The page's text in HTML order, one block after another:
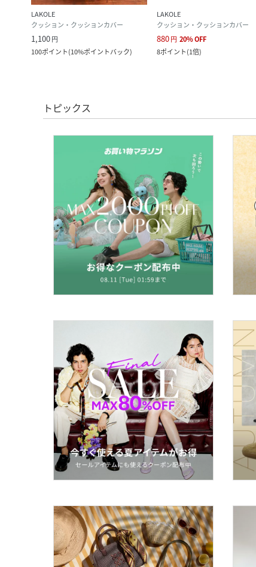
LAKOLE
クッション・クッションカバー
1,100円
100ポイント(10%ポイントバック)
LAKOLE
クッション・クッションカバー
880円 20%OFF
8ポイント(1倍)
トピックス